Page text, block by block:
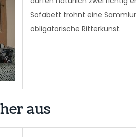
Sofabett trohnt eine
obligatorische Ritterkunst.
aus